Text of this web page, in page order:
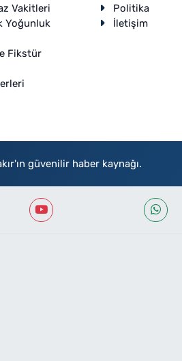
Vakitleri
Yoğunluk
Fikstür
Politika
İletişim
güvenilir haber kaynağı.